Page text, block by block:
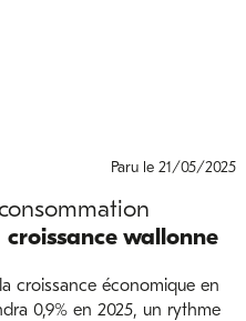
Paru le 21/05/2025
croissance wallonne
croissance économique en
0,9% en 2025, un rythme